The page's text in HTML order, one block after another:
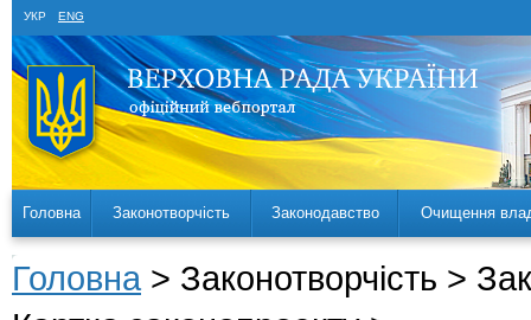
УКР ENG
Головна Законотворчість Законодавство Очищення
Головна > Законотворчість >